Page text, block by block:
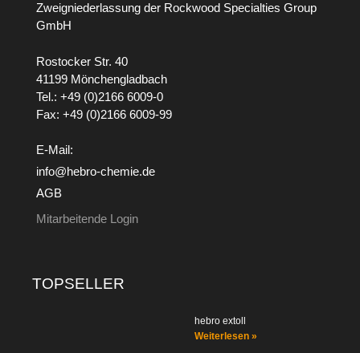
Zweigniederlassung der Rockwood Specialties Group
GmbH
Rostocker Str. 40
41199 Mönchengladbach
Tel.: +49 (0)2166 6009-0
Fax: +49 (0)2166 6009-99
E-Mail:
info@hebro-chemie.de
AGB
Mitarbeitende Login
TOPSELLER
hebro extoll
Weiterlesen »